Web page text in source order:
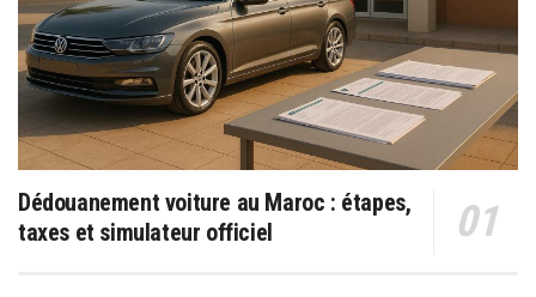
Dédouanement voiture au Maroc : étapes,
taxes et simulateur officiel